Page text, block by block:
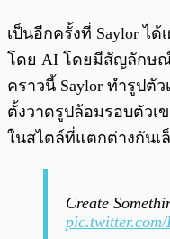
เป็นอีกครั้งที่ Saylor ไ
โดย AI โดยมีสัญลักษ
คราวนี้ Saylor ทำรูปตั
ตั้งวาดรูปล้อมรอบตัวเ
ในสไตล์ที่แตกต่างกันเ
Create